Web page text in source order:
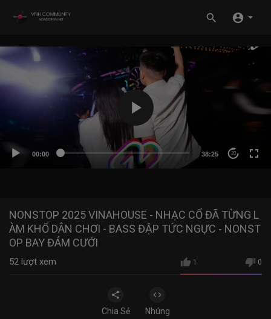
00:00 38:25 20
NONSTOP 2025 VINAHOUSE - NHẠC CỔ ĐÃ TỪNG L
ÀM KHỔ DÂN CHƠI - BASS ĐẬP TỨC NGỰC - NONST
OP BAY ĐÁM CƯỚI
1 0
52 lượt xem
Chia Sẻ Nhúng